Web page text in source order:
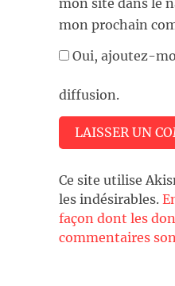
mon prochain
Oui, ajoutez-
diffusion.
Ce site utilise
les indésirables.
façon dont les
commentaires